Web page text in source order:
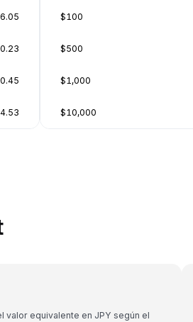
$100
$500
$1,000
$10,000
valor equivalente en JPY según el